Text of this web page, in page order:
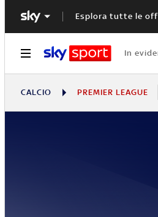
Esplora tutte le
In
CALCIO PREMIER LEAGUE